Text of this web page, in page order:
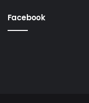
Facebook